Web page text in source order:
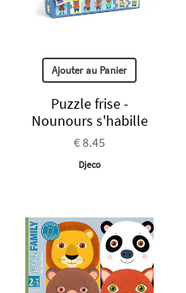
Ajouter au Panier
Puzzle frise -
Nounours s'habille
€ 8.45
Djeco